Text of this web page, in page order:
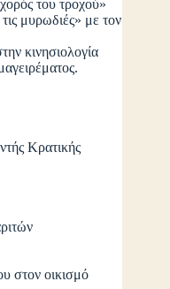
του τροχού»
μυρωδιές» με τον
κινησιολογία
Κρατικής
στον οικισμό